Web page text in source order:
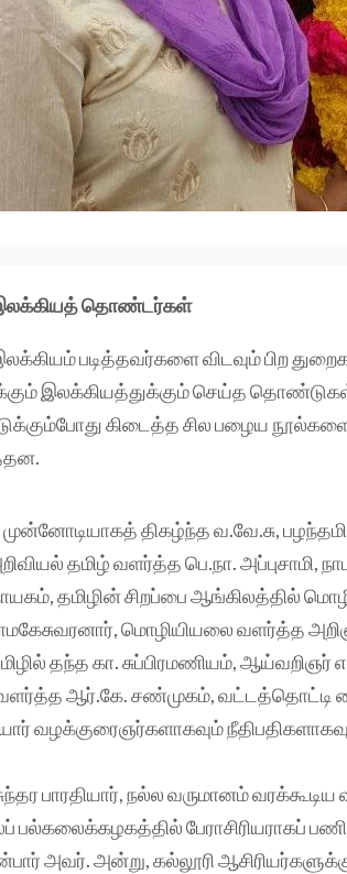
தொண்டர்கள்
படித்தவர்களை விடவும் பிற
இலக்கியத்துக்கும் செய்த தொண்டுகள்
கிடைத்த சில பழைய
திகழ்ந்த வ.வே.சு,
தமிழ் வளர்த்த பெ.நா. அப்புசாமி,
தமிழின் சிறப்பை ஆங்கிலத்தில்
மொழியியலை வளர்த்த
தந்த கா. சுப்பிரமணியம், ஆய்வறிஞர்
ஆர்.கே. சண்முகம், வட்டத்தொட்டி
வழக்குரைஞர்களாகவும்
பாரதியார், நல்ல வருமானம்
பேராசிரியராகப்
அவர். அன்று, கல்லூரி